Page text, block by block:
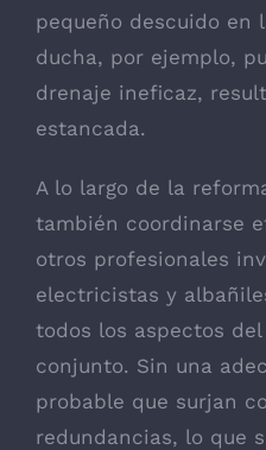
pequeño descuido en
ducha, por ejemplo,
drenaje ineficaz,
estancada.
A lo largo de la
también coordinarse
otros profesionales
electricistas y
todos los aspectos
conjunto. Sin una
probable que surjan
redundancias, lo que